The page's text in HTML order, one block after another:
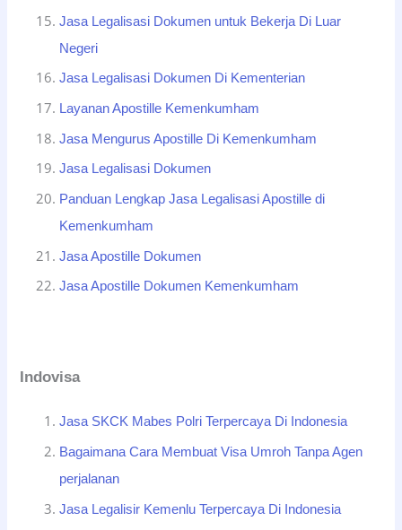
Jasa Legalisasi Dokumen untuk Bekerja Di Luar
Negeri
Jasa Legalisasi Dokumen Di Kementerian
Layanan Apostille Kemenkumham
Jasa Mengurus Apostille Di Kemenkumham
Jasa Legalisasi Dokumen
Panduan Lengkap Jasa Legalisasi Apostille di
Kemenkumham
Jasa Apostille Dokumen
Jasa Apostille Dokumen Kemenkumham
Indovisa
Jasa SKCK Mabes Polri Terpercaya Di Indonesia
Bagaimana Cara Membuat Visa Umroh Tanpa Agen
perjalanan
Jasa Legalisir Kemenlu Terpercaya Di Indonesia